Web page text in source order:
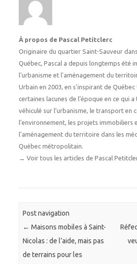
À propos de Pascal Petitclerc
Originaire du quartier Saint-Sauveur
Québec, Pascal a depuis longtemps été
l'urbanisme et l'aménagement du
Urbain en 2003, en s'inspirant de
certaines lacunes de l’époque en ce qui
véhiculé sur l’urbanisme, le transport en
l’environnement, les projets immobiliers
l’aménagement du territoire dans les
Québec métropolitain.
→ Voir tous les articles de Pascal
Post navigation
← Maisons mobiles à Saint-
Nicolas : de l’aide, mais pas
de terrains pour les